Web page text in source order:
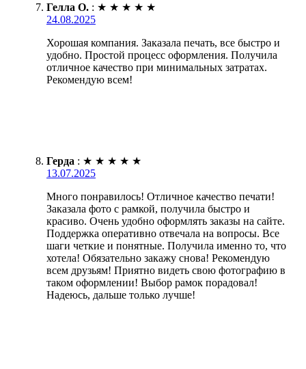
Гелла О. : ★ ★ ★ ★ ★
24.08.2025
Хорошая компания. Заказала печать, все быстро и
удобно. Простой процесс оформления. Получила
отличное качество при минимальных затратах.
Рекомендую всем!
Герда : ★ ★ ★ ★ ★
13.07.2025
Много понравилось! Отличное качество печати!
Заказала фото с рамкой, получила быстро и
красиво. Очень удобно оформлять заказы на сайте.
Поддержка оперативно отвечала на вопросы. Все
шаги четкие и понятные. Получила именно то, что
хотела! Обязательно закажу снова! Рекомендую
всем друзьям! Приятно видеть свою фотографию в
таком оформлении! Выбор рамок порадовал!
Надеюсь, дальше только лучше!